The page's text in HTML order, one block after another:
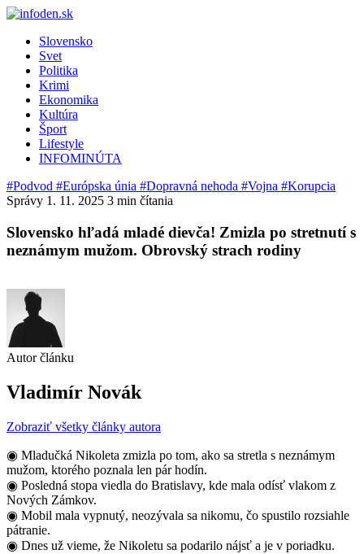
Slovensko
Svet
Politika
Krimi
Ekonomika
Kultúra
Šport
Lifestyle
INFOMINÚTA
#Podvod #Európska únia #Dopravná nehoda #Vojna #Korupcia
Správy 1. 11. 2025 3 min čítania
Slovensko hľadá mladé dievča! Zmizla po stretnutí s
neznámym mužom. Obrovský strach rodiny
Autor článku
Vladimír Novák
Zobraziť všetky články autora
◉ Mladučká Nikoleta zmizla po tom, ako sa stretla s neznámym
mužom, ktorého poznala len pár hodín.
◉ Posledná stopa viedla do Bratislavy, kde mala odísť vlakom z
Nových Zámkov.
◉ Mobil mala vypnutý, neozývala sa nikomu, čo spustilo rozsiahle
pátranie.
◉ Dnes už vieme, že Nikoletu sa podarilo nájsť a je v poriadku.